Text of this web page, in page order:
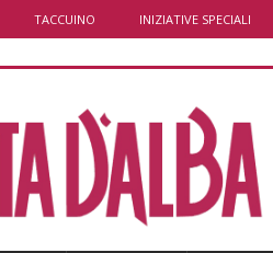
TACCUINO INIZIATIVE SPECIALI